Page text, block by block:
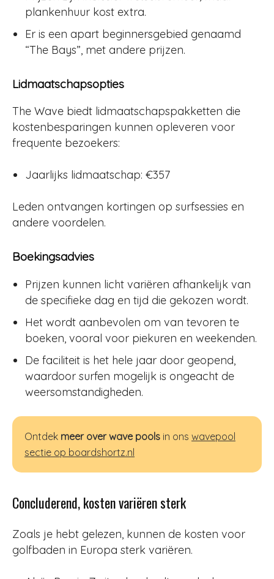
plankenhuur kost extra.
Er is een apart beginnersgebied genaamd
“The Bays”, met andere prijzen.
Lidmaatschapsopties
The Wave biedt lidmaatschapspakketten die
kostenbesparingen kunnen opleveren voor
frequente bezoekers:
Jaarlijks lidmaatschap: €357
Leden ontvangen kortingen op surfsessies en
andere voordelen.
Boekingsadvies
Prijzen kunnen licht variëren afhankelijk van
de specifieke dag en tijd die gekozen wordt.
Het wordt aanbevolen om van tevoren te
boeken, vooral voor piekuren en weekenden.
De faciliteit is het hele jaar door geopend,
waardoor surfen mogelijk is ongeacht de
weersomstandigheden.
Ontdek meer over wave pools in ons wavepool
sectie op boardshortz.nl
Concluderend, kosten variëren sterk
Zoals je hebt gelezen, kunnen de kosten voor
golfbaden in Europa sterk variëren.